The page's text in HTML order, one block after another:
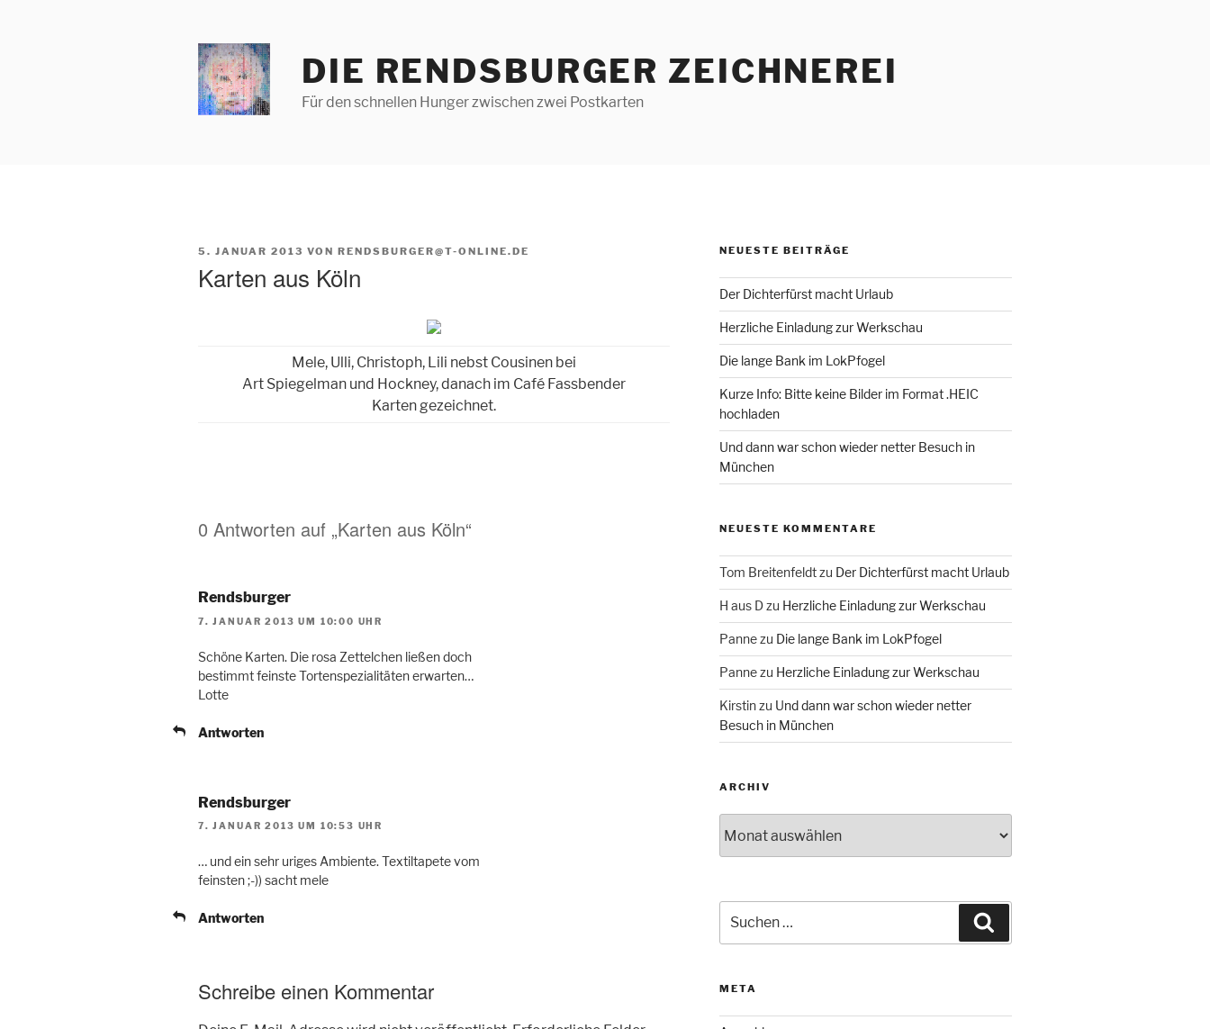
DIE RENDSBURGER ZEICHNEREI
Für den schnellen Hunger zwischen zwei Postkarten
VERÖFFENTLICHT
5. JANUAR 2013 VON RENDSBURGER@T-ONLINE.DE
Karten aus Köln
Mele, Ulli, Christoph, Lili nebst Cousinen bei
Art Spiegelman und Hockney, danach im Café Fassbender
Karten gezeichnet.
0 Antworten auf „Karten aus Köln“
Rendsburger
7. JANUAR 2013 UM 10:00 UHR
Schöne Karten. Die rosa Zettelchen ließen doch
bestimmt feinste Tortenspezialitäten erwarten…
Lotte
Antworten
Rendsburger
7. JANUAR 2013 UM 10:53 UHR
… und ein sehr uriges Ambiente. Textiltapete vom
feinsten ;-)) sacht mele
Antworten
Schreibe einen Kommentar
NEUESTE BEITRÄGE
Der Dichterfürst macht Urlaub
Herzliche Einladung zur Werkschau
Die lange Bank im LokPfogel
Kurze Info: Bitte keine Bilder im Format .HEIC
hochladen
Und dann war schon wieder netter Besuch in
München
NEUESTE KOMMENTARE
Tom Breitenfeldtzu Der Dichterfürst macht Urlaub
H aus Dzu Herzliche Einladung zur Werkschau
Pannezu Die lange Bank im LokPfogel
Pannezu Herzliche Einladung zur Werkschau
Kirstinzu Und dann war schon wieder netter
Besuch in München
ARCHIV
nach:
META